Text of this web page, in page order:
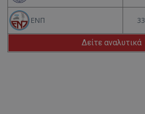
ΕΝΠ 33
Δείτε αναλυτικά